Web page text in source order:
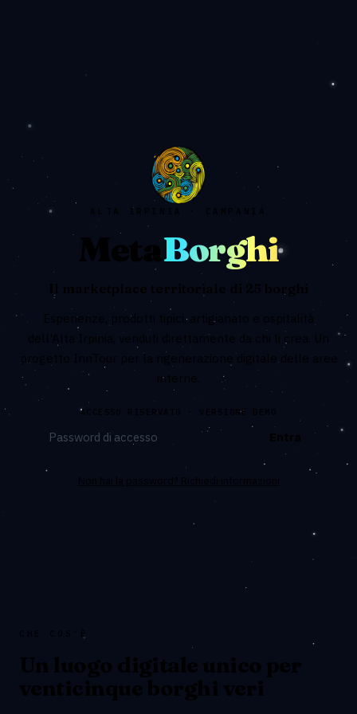
ALTA IRPINIA · CAMPANIA
MetaBorghi
Il marketplace territoriale di 25 borghi
Esperienze, prodotti tipici, artigianato e ospitalità
dell'Alta Irpinia, venduti direttamente da chi li crea. Un
progetto InnTour per la rigenerazione digitale delle aree
interne.
ACCESSO RISERVATO · VERSIONE DEMO
Entra
Non hai la password? Richiedi informazioni
CHE COS'È
Un luogo digitale unico per
venticinque borghi veri